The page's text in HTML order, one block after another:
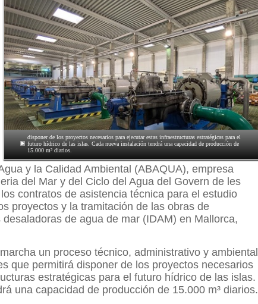
disponer de los proyectos necesarios para ejecutar estas infraestructuras estratégicas para el
futuro hídrico de las islas. Cada nueva instalación tendrá una capacidad de producción de
15.000 m³ diarios.
y la Calidad Ambiental (ABAQUA), empresa
del Mar y del Ciclo del Agua del Govern de les
contratos de asistencia técnica para el estudio
proyectos y la tramitación de las obras de
de agua de mar (IDAM) en Mallorca,
un proceso técnico, administrativo y ambiental
que permitirá disponer de los proyectos necesarios
estratégicas para el futuro hídrico de las islas.
una capacidad de producción de 15.000 m³ diarios.